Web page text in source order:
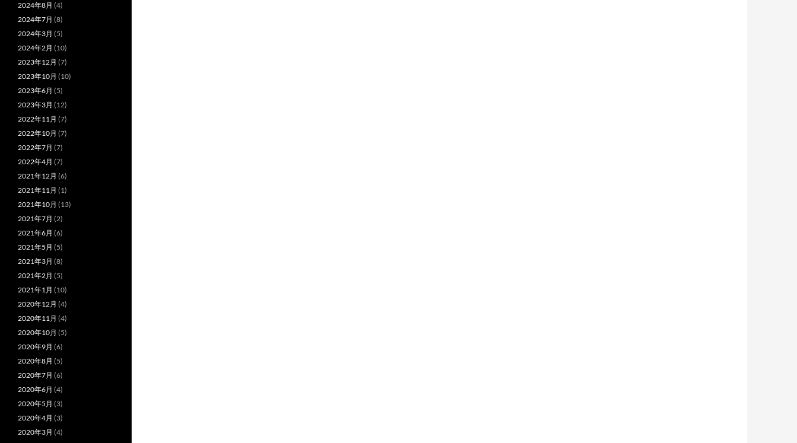
2024年8月 (4)
2024年7月 (8)
2024年3月 (5)
2024年2月 (10)
2023年12月 (7)
2023年10月 (10)
2023年6月 (5)
2023年3月 (12)
2022年11月 (7)
2022年10月 (7)
2022年7月 (7)
2022年4月 (7)
2021年12月 (6)
2021年11月 (1)
2021年10月 (13)
2021年7月 (2)
2021年6月 (6)
2021年5月 (5)
2021年3月 (8)
2021年2月 (5)
2021年1月 (10)
2020年12月 (4)
2020年11月 (4)
2020年10月 (5)
2020年9月 (6)
2020年8月 (5)
2020年7月 (6)
2020年6月 (4)
2020年5月 (3)
2020年4月 (3)
2020年3月 (4)